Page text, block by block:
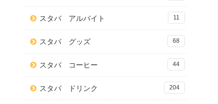
スタバ アルバイト 11
スタバ グッズ 68
スタバ コーヒー 44
スタバ ドリンク 204